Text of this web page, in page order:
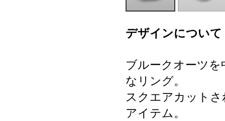
デザインについて
ブルークオーツ
なリング。
スクエアカット
アイテム。